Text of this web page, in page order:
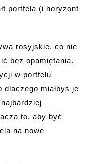
portfela (i horyzont
rosyjskie, co nie
bez opamiętania.
w portfelu
miałbyś je
to, aby być
na nowe